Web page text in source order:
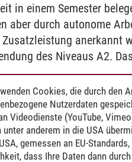
in einem Semester
aber durch autonome
anerkannt
des Niveaus A2.
Moderne Sprachen
-Französisch A2.2
Cookies, die durch den
Nutzerdaten
Videodienste (YouTube,
unter anderem in die USA
gemessen an EU-
dass Ihre Daten dann